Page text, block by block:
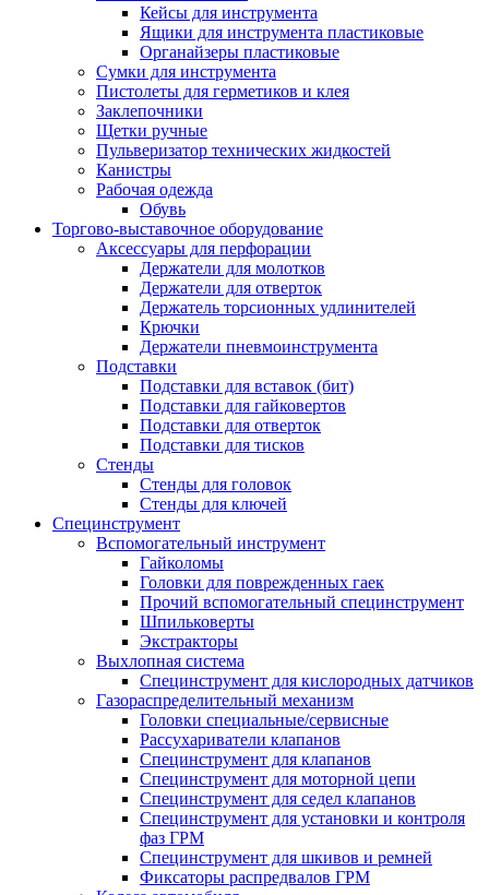
Кейсы для инструмента
Ящики для инструмента пластиковые
Органайзеры пластиковые
Сумки для инструмента
Пистолеты для герметиков и клея
Заклепочники
Щетки ручные
Пульверизатор технических жидкостей
Канистры
Рабочая одежда
Обувь
Торгово-выставочное оборудование
Аксессуары для перфорации
Держатели для молотков
Держатели для отверток
Держатель торсионных удлинителей
Крючки
Держатели пневмоинструмента
Подставки
Подставки для вставок (бит)
Подставки для гайковертов
Подставки для отверток
Подставки для тисков
Стенды
Стенды для головок
Стенды для ключей
Специнструмент
Вспомогательный инструмент
Гайколомы
Головки для поврежденных гаек
Прочий вспомогательный специнструмент
Шпильковерты
Экстракторы
Выхлопная система
Специнструмент для кислородных датчиков
Газораспределительный механизм
Головки специальные/сервисные
Рассухариватели клапанов
Специнструмент для клапанов
Специнструмент для моторной цепи
Специнструмент для седел клапанов
Специнструмент для установки и контроля
фаз ГРМ
Специнструмент для шкивов и ремней
Фиксаторы распредвалов ГРМ